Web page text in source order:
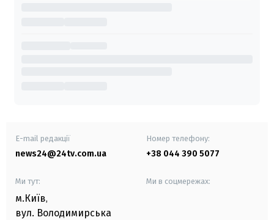
E-mail редакції
news24@24tv.com.ua
Номер телефону:
+38 044 390 5077
Ми тут:
м.Київ,
вул. Володимирська
Ми в соцмережах: